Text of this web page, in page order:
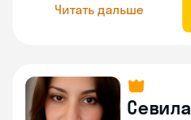
Читать дальше
Севила